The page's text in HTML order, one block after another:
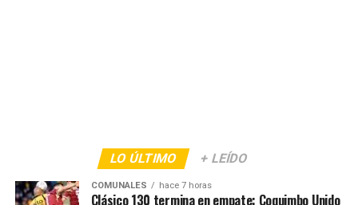
LO ÚLTIMO + LEÍDO
COMUNALES hace 7 horas
Clásico 130 termina en empate: Coquimbo Unido